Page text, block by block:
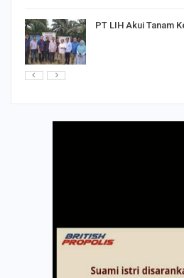
PT LIH Akui Tanam